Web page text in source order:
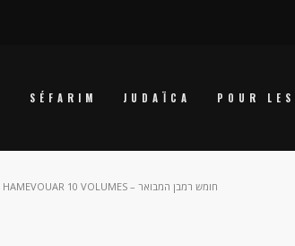
SÉFARIM JUDAÏCA POUR
HOUMACH RAMBAN HAMEVOUAR 10 VOLUMES – חומש רמבן המבואר